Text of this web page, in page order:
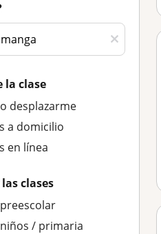
la clase
desplazarme
a domicilio
en línea
clases
/ primaria